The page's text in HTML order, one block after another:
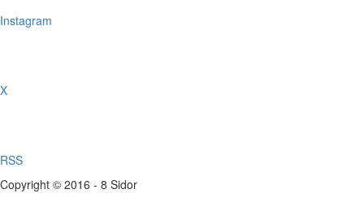
Instagram
X
RSS
Copyright © 2016 - 8 Sidor